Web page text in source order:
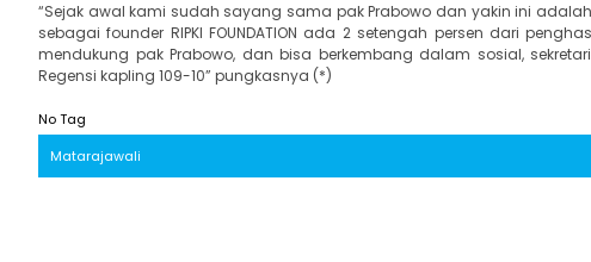
“Sejak awal kami sudah sayang sama pak Prabowo dan yakin ini
sebagai founder RIPKI FOUNDATION ada 2 setengah persen dari
mendukung pak Prabowo, dan bisa berkembang dalam sosial,
Regensi kapling 109-10” pungkasnya (*)
No Tag
Matarajawali